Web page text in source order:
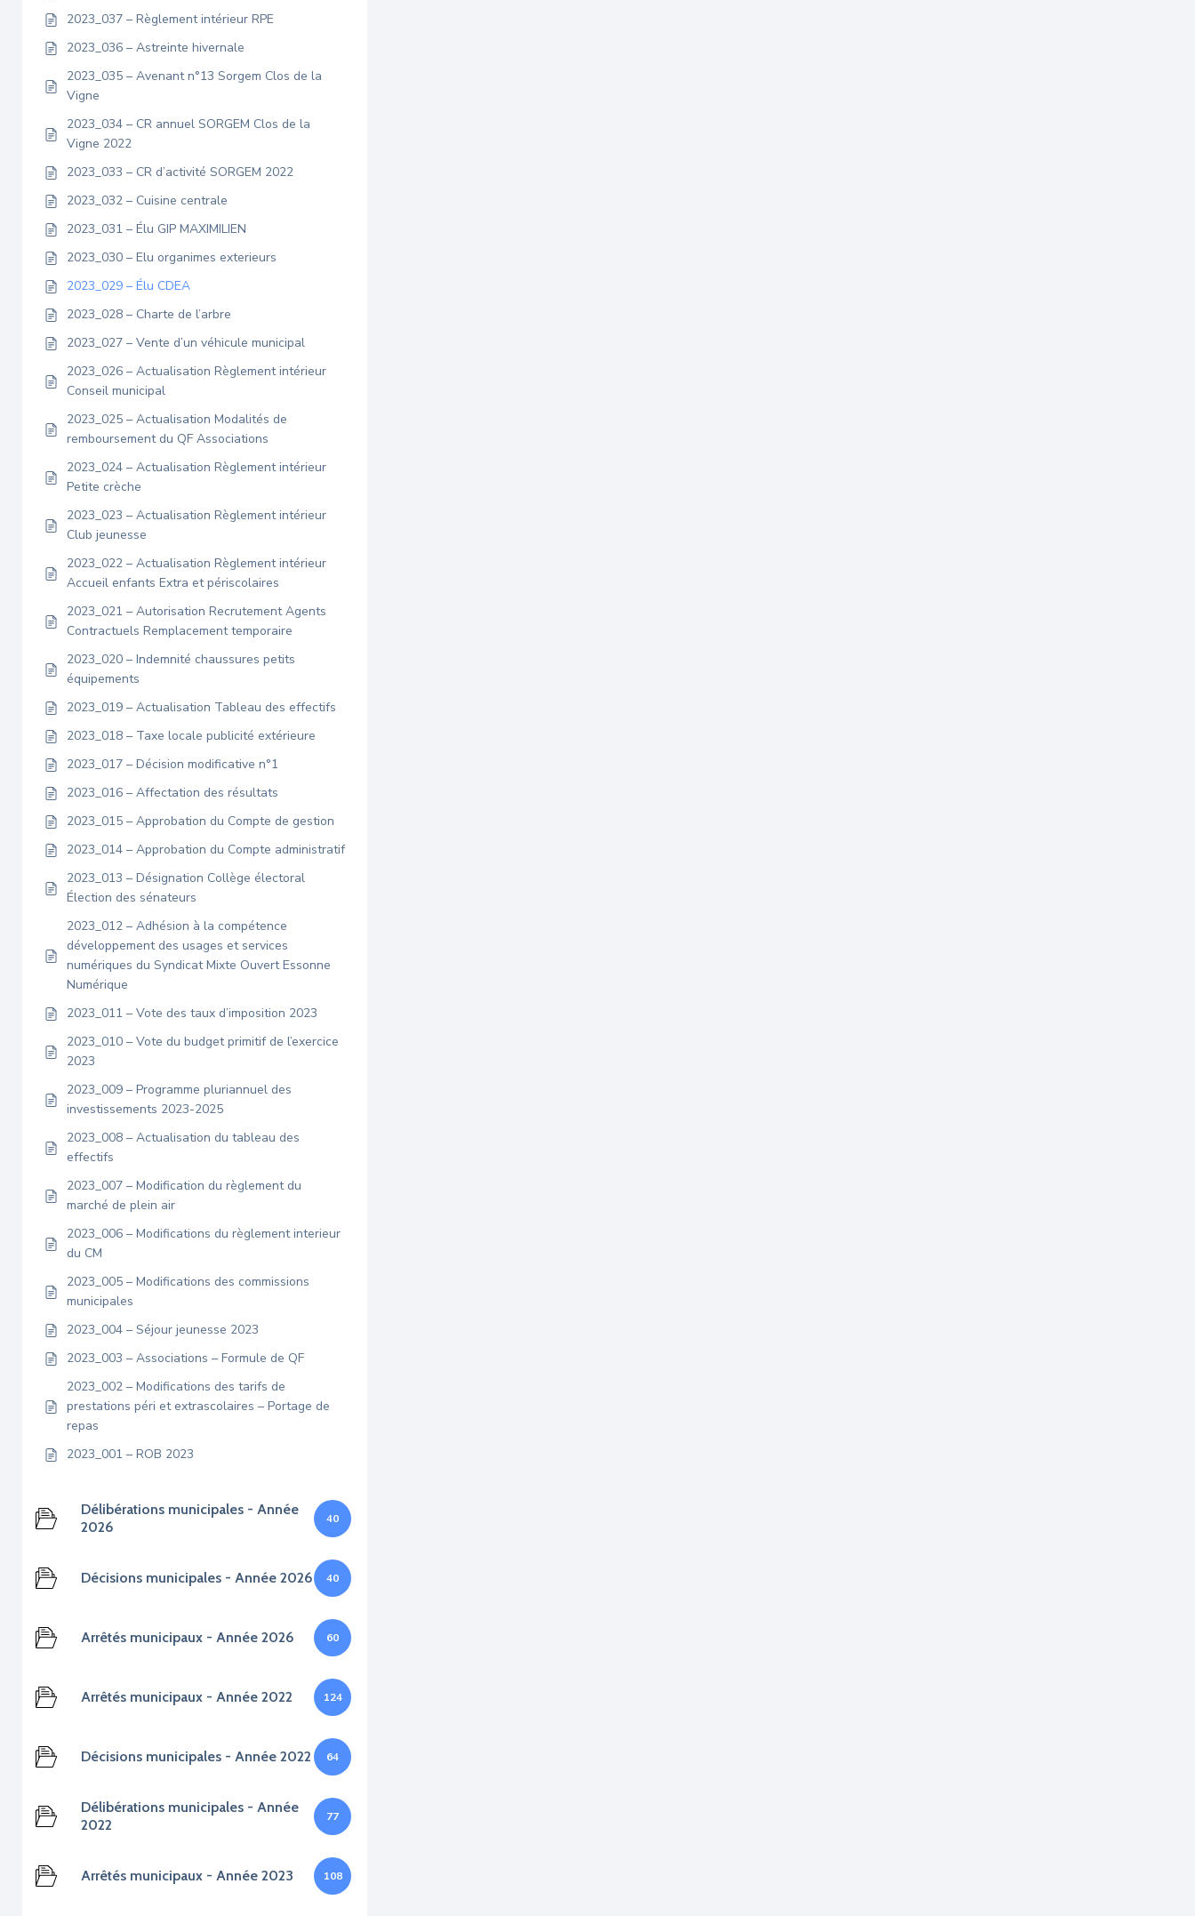
2023_037 – Règlement intérieur RPE
2023_036 – Astreinte hivernale
2023_035 – Avenant n°13 Sorgem Clos de la
Vigne
2023_034 – CR annuel SORGEM Clos de la
Vigne 2022
2023_033 – CR d’activité SORGEM 2022
2023_032 – Cuisine centrale
2023_031 – Élu GIP MAXIMILIEN
2023_030 – Elu organimes exterieurs
2023_029 – Élu CDEA
2023_028 – Charte de l’arbre
2023_027 – Vente d’un véhicule municipal
2023_026 – Actualisation Règlement intérieur
Conseil municipal
2023_025 – Actualisation Modalités de
remboursement du QF Associations
2023_024 – Actualisation Règlement intérieur
Petite crèche
2023_023 – Actualisation Règlement intérieur
Club jeunesse
2023_022 – Actualisation Règlement intérieur
Accueil enfants Extra et périscolaires
2023_021 – Autorisation Recrutement Agents
Contractuels Remplacement temporaire
2023_020 – Indemnité chaussures petits
équipements
2023_019 – Actualisation Tableau des effectifs
2023_018 – Taxe locale publicité extérieure
2023_017 – Décision modificative n°1
2023_016 – Affectation des résultats
2023_015 – Approbation du Compte de gestion
2023_014 – Approbation du Compte administratif
2023_013 – Désignation Collège électoral
Élection des sénateurs
2023_012 – Adhésion à la compétence
développement des usages et services
numériques du Syndicat Mixte Ouvert Essonne
Numérique
2023_011 – Vote des taux d’imposition 2023
2023_010 – Vote du budget primitif de l’exercice
2023
2023_009 – Programme pluriannuel des
investissements 2023-2025
2023_008 – Actualisation du tableau des
effectifs
2023_007 – Modification du règlement du
marché de plein air
2023_006 – Modifications du règlement interieur
du CM
2023_005 – Modifications des commissions
municipales
2023_004 – Séjour jeunesse 2023
2023_003 – Associations – Formule de QF
2023_002 – Modifications des tarifs de
prestations péri et extrascolaires – Portage de
repas
2023_001 – ROB 2023
Délibérations municipales - Année
2026
40
Décisions municipales - Année 2026 40
Arrêtés municipaux - Année 2026 60
Arrêtés municipaux - Année 2022 124
Décisions municipales - Année 2022 64
Délibérations municipales - Année
2022
77
Arrêtés municipaux - Année 2023 108